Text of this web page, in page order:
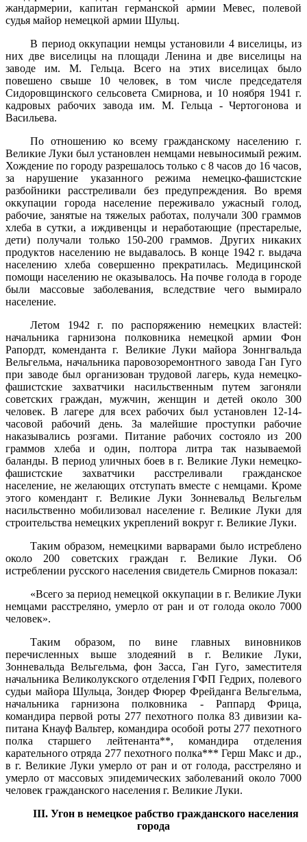
жандармерии, капитан германской армии Мевес, полевой
судья майор не­мецкой армии Шульц.
В период оккупации немцы установили 4 виселицы, из
них две виселицы на площади Ленина и две виселицы на
заводе им. М. Гельца. Всего на этих виселицах было
повешено свыше 10 человек, в том числе председателя
Сидоровщинского сельсовета Смирнова, и 10 но­ября 1941 г.
кадровых рабочих завода им. М. Гельца - Чертогонова и
Васильева.
По отношению ко всему гражданскому населению г.
Вели­кие Луки был установлен немцами невыносимый режим.
Хождение по городу разрешалось только с 8 часов до 16 часов,
за нарушение указанного режима немецко-фашистские
разбойники расстреливали без предупреждения. Во время
оккупации города население пережи­вало ужасный голод,
рабочие, занятые на тяжелых работах, полу­чали 300 граммов
хлеба в сутки, а иждивенцы и неработающие (престарелые,
дети) получали только 150-200 граммов. Других ни­каких
продуктов населению не выдавалось. В конце 1942 г. выдача
населению хлеба совершенно прекратилась. Медицинской
помощи населению не оказывалось. На почве голода в городе
были массовые заболевания, вследствие чего вымирало
население.
Летом 1942 г. по распоряжению немецких властей:
начальника гарнизона полковника немецкой армии Фон
Рапордт, коменданта г. Великие Луки майора Зоннгвальда
Вельгельма, начальника па­ровозоремонтного завода Ган Гуго
при заводе был организован трудовой лагерь, куда немецко-
фашистские захватчики насильствен­ным путем загоняли
советских граждан, мужчин, женщин и детей около 300
человек. В лагере для всех рабочих был установлен 12-14-
часовой рабочий день. За малейшие проступки рабочие
наказывались розгами. Питание рабочих состояло из 200
граммов хлеба и один, пол­тора литра так называемой
баланды. В период уличных боев в г. Великие Луки немецко-
фашистские захватчики расстреливали граж­данское
население, не желающих отступать вместе с немцами. Кроме
этого комендант г. Великие Луки Зонневальд Вельгельм
насиль­ственно мобилизовал население г. Великие Луки для
строитель­ства немецких укреплений вокруг г. Великие Луки.
Таким образом, немецкими варварами было истреблено
около 200 советских граждан г. Великие Луки. Об
истреблении рус­ского населения свидетель Смирнов показал:
«Всего за период немецкой оккупации в г. Великие Луки
нем­цами расстреляно, умерло от ран и от голода около 7000
человек».
Таким образом, по вине главных виновников
перечисленных выше злодеяний в г. Великие Луки,
Зонневальда Вельгельма, фон Засса, Ган Гуго, заместителя
начальника Великолукского отделе­ния ГФП Гедрих, полевого
судьи майора Шульца, Зондер Фюрер Фрейданга Вельгельма,
начальника гарнизона полковника - Раппард Фрица,
командира первой роты 277 пехотного полка 83 дивизии ка­
питана Кнауф Вальтер, командира особой роты 277 пехотного
полка старшего лейтенанта**, командира отделения
карательного отряда 277 пехотного полка*** Герш Макс и др.,
в г. Великие Луки умерло от ран и от голода, расстреляно и
умерло от массовых эпидемических заболеваний около 7000
человек гражданского населения г. Великие Луки.
III. Угон в немецкое рабство гражданского населения
города